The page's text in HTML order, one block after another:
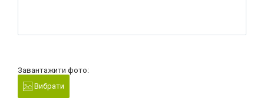
Завантажити фото:
Вибрати